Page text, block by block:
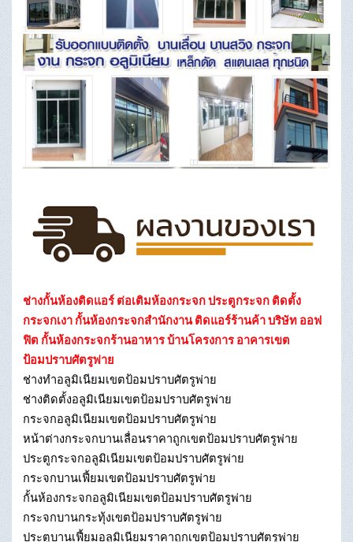
ช่างกั้นห้องติดแอร์ ต่อเติมห้องกระจก ประตูกระจก ติดตั้ง
กระจกเงา กั้นห้องกระจกสำนักงาน ติดแอร์ร้านค้า บริษัท ออฟ
ฟิต กั้นห้องกระจกร้านอาหาร บ้านโครงการ อาคารเขต
ป้อมปราบศัตรูพ่าย
ช่างทําอลูมิเนียมเขตป้อมปราบศัตรูพ่าย
ช่างติดตั้งอลูมิเนียมเขตป้อมปราบศัตรูพ่าย
กระจกอลูมิเนียมเขตป้อมปราบศัตรูพ่าย
หน้าต่างกระจกบานเลื่อนราคาถูกเขตป้อมปราบศัตรูพ่าย
ประตูกระจกอลูมิเนียมเขตป้อมปราบศัตรูพ่าย
กระจกบานเฟี้ยมเขตป้อมปราบศัตรูพ่าย
กั้นห้องกระจกอลูมิเนียมเขตป้อมปราบศัตรูพ่าย
กระจกบานกระทุ้งเขตป้อมปราบศัตรูพ่าย
ประตูบานเฟี้ยมอลูมิเนียมราคาถูกเขตป้อมปราบศัตรูพ่าย